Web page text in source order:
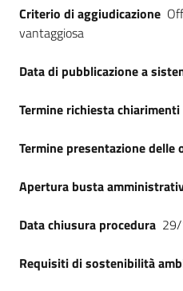
Criterio di aggiudicazione
vantaggiosa
Data di pubblicazione a
Termine richiesta chiarimenti
Termine presentazione delle
Apertura busta
Data chiusura procedura
Requisiti di sostenibilità